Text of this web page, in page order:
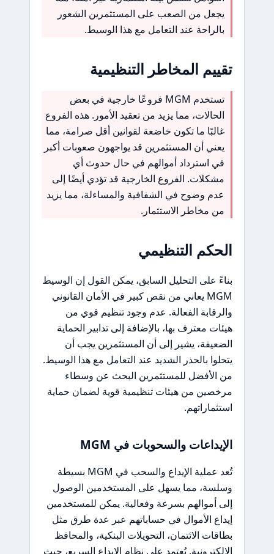
يجعل من الصعب على المستثمرين الشعور
بالراحة عند التعامل مع هذا الوسيط.
تقييم المخاطر التنظيمية
تستخدم MGM فروعًا خارجية في بعض
الحالات، مما يزيد من تعقيد الأمور. هذه الفروع
غالبًا ما تكون خاضعة لقوانين أقل صرامة، مما
يعني أن المستثمرين قد يواجهون صعوبات أكبر
في استرداد أموالهم في حال حدوث أي
مشكلات. الفروع الخارجية قد تؤدي أيضًا إلى
عدم وضوح في الشفافية والمساءلة، مما يزيد
من مخاطر الاستثمار.
الحكم التنظيمي
بناءً على التحليل السابق، يمكن القول إن الوسيط
MGM يعاني من نقص كبير في الأمان القانوني
والرقابة الفعالة. عدم وجود تنظيم قوي من
هيئات معترف بها، بالإضافة إلى تدابير الحماية
الضعيفة، يشير إلى أن المستثمرين يجب أن
يتحلوا بالحذر الشديد عند التعامل مع هذا الوسيط.
من الأفضل للمستثمرين البحث عن وسطاء
مرخصين من هيئات تنظيمية قوية لضمان حماية
استثماراتهم.
الإيداعات والسحوبات في MGM
تُعد عملية الإيداع والسحب في MGM بسيطة
وسلسة، مما يسهل على المستخدمين الوصول
إلى أموالهم بسرعة وفعالية. يمكن للمستخدمين
إيداع الأموال في حساباتهم عبر عدة طرق مثل
بطاقات الائتمان، التحويلات البنكية، والمحافظ
الإلكترونية. يُعتمد على نظام الإيداع السريع، حيث